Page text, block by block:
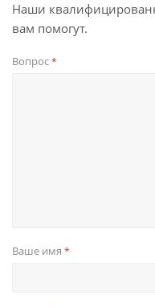
Наши
вам помогут.
Вопрос*
Ваше имя *